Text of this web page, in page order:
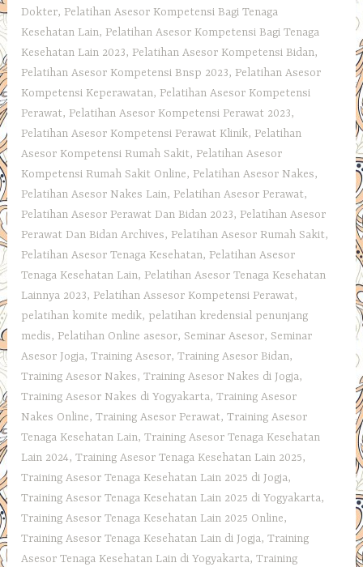
Dokter, Pelatihan Asesor Kompetensi Bagi Tenaga
Kesehatan Lain, Pelatihan Asesor Kompetensi Bagi Tenaga
Kesehatan Lain 2023, Pelatihan Asesor Kompetensi Bidan,
Pelatihan Asesor Kompetensi Bnsp 2023, Pelatihan Asesor
Kompetensi Keperawatan, Pelatihan Asesor Kompetensi
Perawat, Pelatihan Asesor Kompetensi Perawat 2023,
Pelatihan Asesor Kompetensi Perawat Klinik, Pelatihan
Asesor Kompetensi Rumah Sakit, Pelatihan Asesor
Kompetensi Rumah Sakit Online, Pelatihan Asesor Nakes,
Pelatihan Asesor Nakes Lain, Pelatihan Asesor Perawat,
Pelatihan Asesor Perawat Dan Bidan 2023, Pelatihan Asesor
Perawat Dan Bidan Archives, Pelatihan Asesor Rumah Sakit,
Pelatihan Asesor Tenaga Kesehatan, Pelatihan Asesor
Tenaga Kesehatan Lain, Pelatihan Asesor Tenaga Kesehatan
Lainnya 2023, Pelatihan Assesor Kompetensi Perawat,
pelatihan komite medik, pelatihan kredensial penunjang
medis, Pelatihan Online asesor, Seminar Asesor, Seminar
Asesor Jogja,Training Asesor,Training Asesor Bidan,
Training Asesor Nakes,Training Asesor Nakes di Jogja,
Training Asesor Nakes di Yogyakarta,Training Asesor
Nakes Online,Training Asesor Perawat,Training Asesor
Tenaga Kesehatan Lain,Training Asesor Tenaga Kesehatan
Lain 2024,Training Asesor Tenaga Kesehatan Lain 2025,
Training Asesor Tenaga Kesehatan Lain 2025 di Jogja,
Training Asesor Tenaga Kesehatan Lain 2025 di Yogyakarta,
Training Asesor Tenaga Kesehatan Lain 2025 Online,
Training Asesor Tenaga Kesehatan Lain di Jogja,Training
Asesor Tenaga Kesehatan Lain di Yogyakarta,Training